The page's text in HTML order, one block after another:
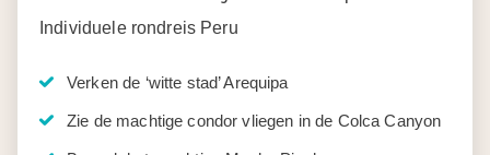
Individuele rondreis Peru
Verken de ‘witte stad’ Arequipa
Zie de machtige condor vliegen in de Colca Canyon